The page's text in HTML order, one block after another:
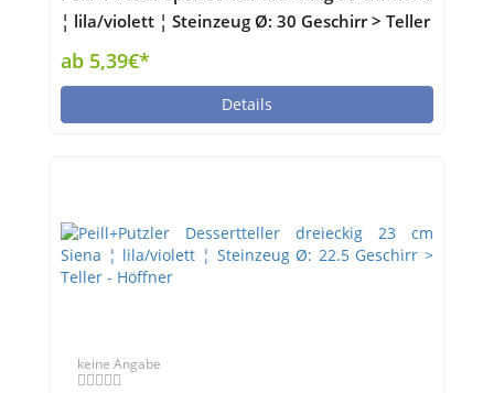
¦ lila/violett ¦ Steinzeug Ø: 30 Geschirr > Teller
- Höffner
ab 5,39€*
Details
keine Angabe